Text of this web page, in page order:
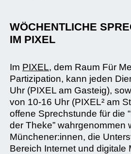
WÖCHENTLICHE
IM PIXEL
Im PIXEL, dem Raum Für
Partizipation, kann jeden
Uhr (PIXEL am Gasteig),
von 10-16 Uhr (PIXEL² am
offene Sprechstunde für die
der Theke” wahrgenommen
Münchener:innen, die
Bereich Internet und digitale